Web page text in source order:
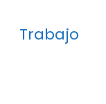
Trabajo